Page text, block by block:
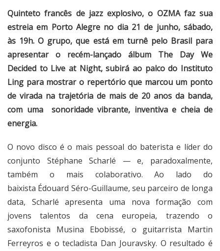
Quinteto francês de jazz explosivo, o OZMA faz sua
estreia em Porto Alegre no dia 21 de junho, sábado,
às 19h. O grupo, que está em turnê pelo Brasil para
apresentar o recém-lançado álbum The Day We
Decided to Live at Night, subirá ao palco do Instituto
Ling para mostrar o repertório que marcou um ponto
de virada na trajetória de mais de 20 anos da banda,
com uma sonoridade vibrante, inventiva e cheia de
energia.
O novo disco é o mais pessoal do baterista e líder do
conjunto Stéphane Scharlé — e, paradoxalmente,
também o mais colaborativo. Ao lado do
baixista Édouard Séro-Guillaume, seu parceiro de longa
data, Scharlé apresenta uma nova formação com
jovens talentos da cena europeia, trazendo o
saxofonista Musina Ebobissé, o guitarrista Martin
Ferreyros e o tecladista Dan Jouravsky. O resultado é